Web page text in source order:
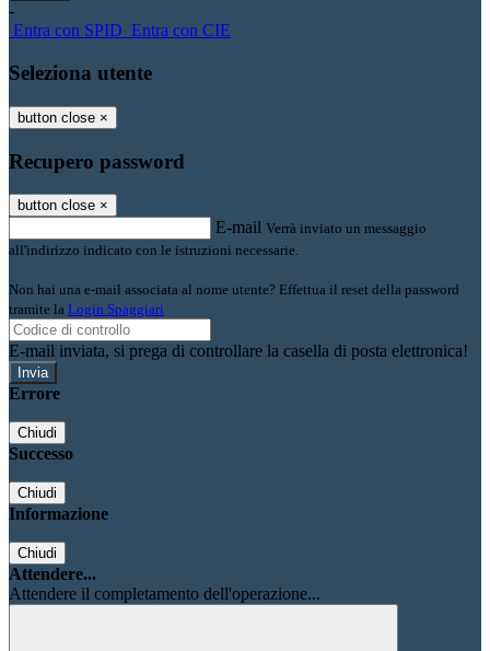
-
Entra con SPID Entra con CIE
Seleziona utente
button close ×
Recupero password
button close ×
E-mail Verrà inviato un messaggio
all'indirizzo indicato con le istruzioni necessarie.
Non hai una e-mail associata al nome utente? Effettua il reset della password
tramite la Login Spaggiari
E-mail inviata, si prega di controllare la casella di posta elettronica!
Errore
Chiudi
Successo
Chiudi
Informazione
Chiudi
Attendere...
Attendere il completamento dell'operazione...